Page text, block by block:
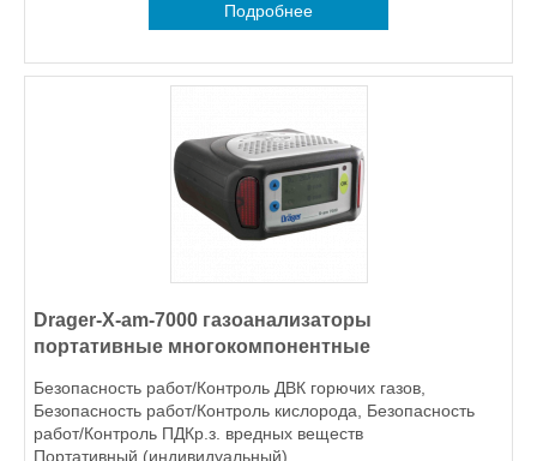
Подробнее
Drager-X-am-7000 газоанализаторы
портативные многокомпонентные
Безопасность работ/Контроль ДВК горючих газов,
Безопасность работ/Контроль кислорода, Безопасность
работ/Контроль ПДКр.з. вредных веществ
Портативный (индивидуальный)